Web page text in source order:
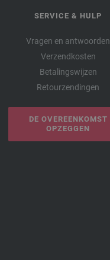
SERVICE & HULP
Vragen en antwoorden
Verzendkosten
Betalingswijzen
Retourzendingen
DE OVEREENKOMST
OPZEGGEN